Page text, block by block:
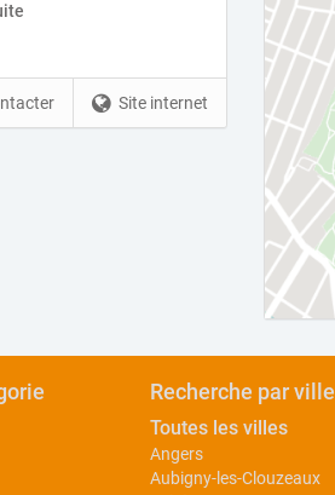
Site internet
Recherche par ville
Toutes les villes
Angers
Aubigny-les-Clouzeaux